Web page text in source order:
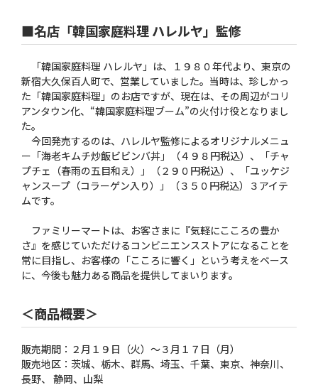
■名店「韓国家庭料理 ハレルヤ」監修
「韓国家庭料理 ハレルヤ」は、１９８０年代より、東京の
新宿大久保百人町で、営業していました。当時は、珍しかっ
た「韓国家庭料理」のお店ですが、現在は、その周辺がコリ
アンタウン化、“韓国家庭料理ブーム”の火付け役となりまし
た。
今回発売するのは、ハレルヤ監修によるオリジナルメニュ
ー「海老キムチ炒飯ビビンバ丼」（４９８円税込）、「チャ
プチェ（春雨の五目和え）」（２９０円税込）、「ユッケジ
ャンスープ（コラーゲン入り）」（３５０円税込）３アイテ
ムです。
ファミリーマートは、お客さまに『気軽にこころの豊か
さ』を感じていただけるコンビニエンスストアになることを
常に目指し、お客様の「こころに響く」という考えをベース
に、今後も魅力ある商品を提供してまいります。
＜商品概要＞
販売期間：２月１９日（火）〜３月１７日（月）
販売地区：茨城、栃木、群馬、埼玉、千葉、東京、神奈川、
長野、 静岡、山梨